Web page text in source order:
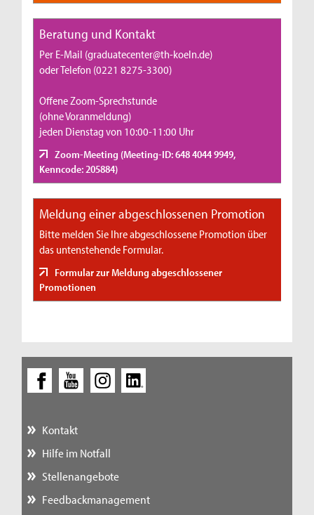
Beratung und Kontakt
Per E-Mail (graduatecenter@th-koeln.de)
oder Telefon (0221 8275-3300)
Offene Zoom-Sprechstunde
(ohne Voranmeldung)
jeden Dienstag von 10:00-11:00 Uhr
Zoom-Meeting (Meeting-ID: 648 4044 9949,
Kenncode: 205884)
Meldung einer abgeschlossenen Promotion
Bitte melden Sie Ihre abgeschlossene Promotion über
das untenstehende Formular.
Formular zur Meldung abgeschlossener
Promotionen
Kontakt
Hilfe im Notfall
Stellenangebote
Feedbackmanagement